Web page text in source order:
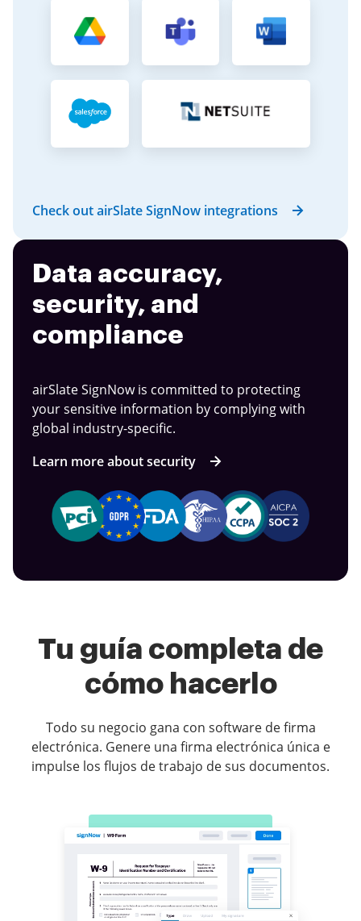
Check out airSlate SignNow integrations
Data accuracy,
security, and
compliance
airSlate SignNow is committed to protecting
your sensitive information by complying with
global industry-specific.
Learn more about security
Tu guía completa de
cómo hacerlo
Todo su negocio gana con software de firma
electrónica. Genere una firma electrónica única e
impulse los flujos de trabajo de sus documentos.